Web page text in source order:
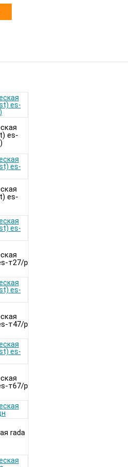
es-
es-
т27/p
т47/p
т67/p
rada